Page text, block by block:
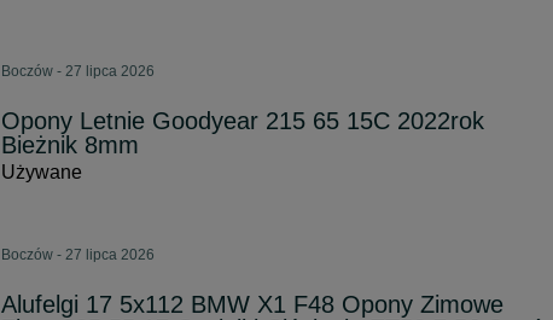
Boczów - 27 lipca 2026
Opony Letnie Goodyear 215 65 15C 2022rok
Bieżnik 8mm
Używane
Boczów - 27 lipca 2026
Alufelgi 17 5x112 BMW X1 F48 Opony Zimowe